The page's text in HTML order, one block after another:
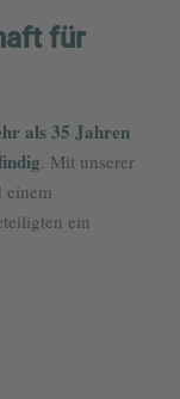
für
als 35 Jahren
. Mit unserer
einem
ein